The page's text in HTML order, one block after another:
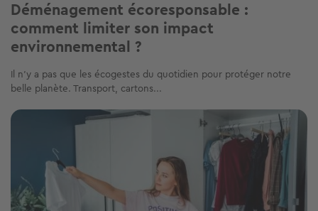
Déménagement écoresponsable :
comment limiter son impact
environnemental ?
Il n’y a pas que les écogestes du quotidien pour protéger notre
belle planète. Transport, cartons...
Image